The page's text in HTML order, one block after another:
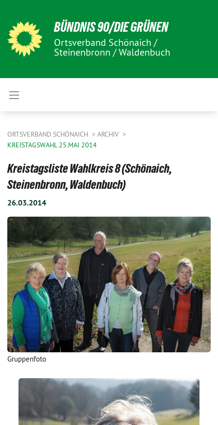
BÜNDNIS 90/DIE GRÜNEN
Ortsverband Schönaich /
Steinenbronn / Waldenbuch
ORTSVERBAND SCHÖNAICH
ARCHIV
KREISTAGSWAHL 25.MAI 2014
Kreistagsliste Wahlkreis 8 (Schönaich,
Steinenbronn, Waldenbuch)
26.03.2014
Gruppenfoto